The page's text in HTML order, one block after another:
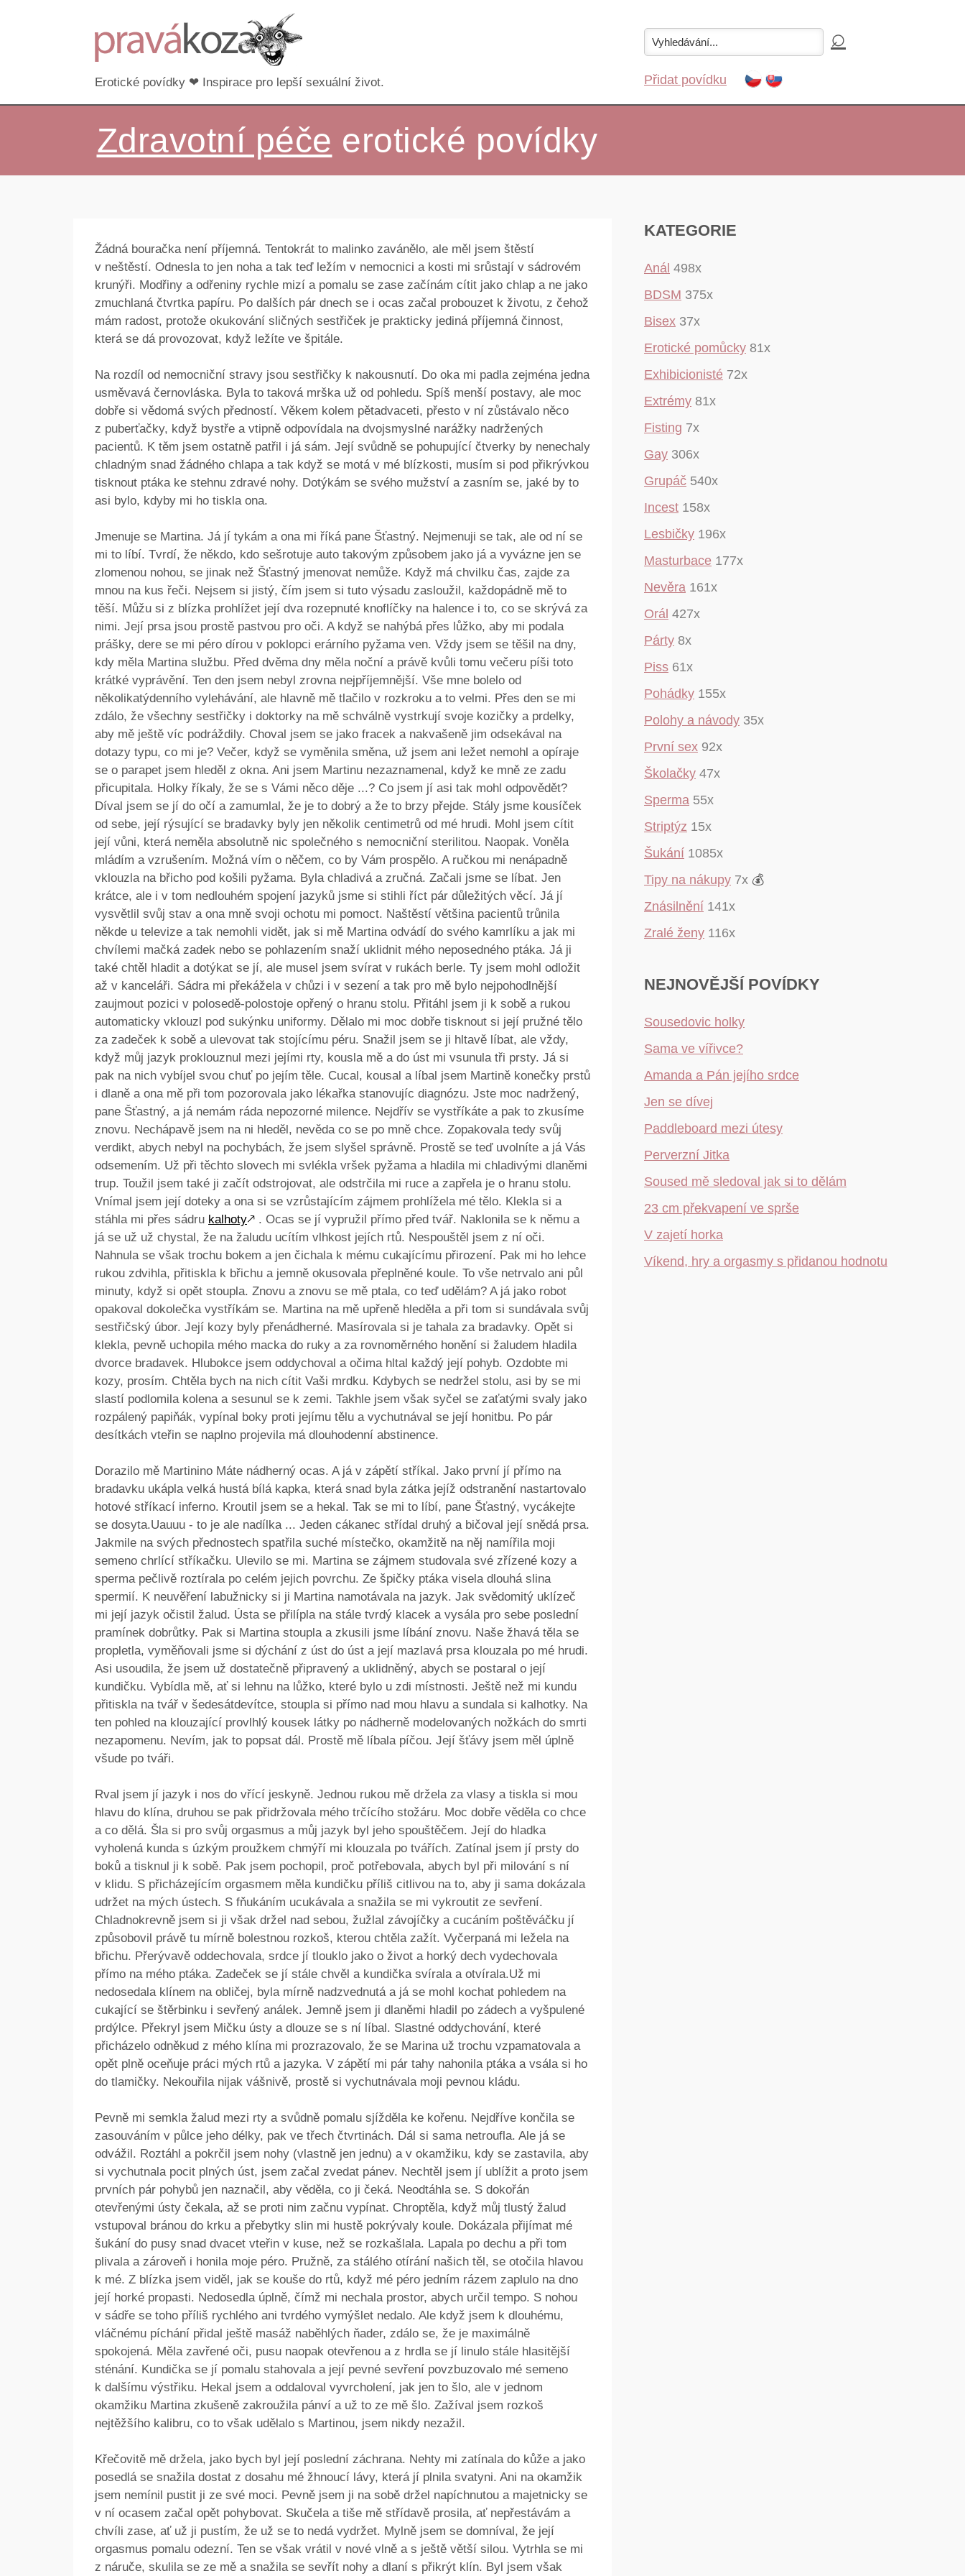
Erotické povídky ❤ Inspirace pro lepší sexuální život. Přidat povídku
Zdravotní péče erotické povídky
Žádná bouračka není příjemná. Tentokrát to malinko zavánělo, ale měl jsem štěstí
v neštěstí. Odnesla to jen noha a tak teď ležím v nemocnici a kosti mi srůstají v sádrovém
krunýři. Modřiny a odřeniny rychle mizí a pomalu se zase začínám cítit jako chlap a ne jako
zmuchlaná čtvrtka papíru. Po dalších pár dnech se i ocas začal probouzet k životu, z čehož
mám radost, protože okukování sličných sestřiček je prakticky jediná příjemná činnost,
která se dá provozovat, když ležíte ve špitále.
Na rozdíl od nemocniční stravy jsou sestřičky k nakousnutí. Do oka mi padla zejména jedna
usměvavá černovláska. Byla to taková mrška už od pohledu. Spíš menší postavy, ale moc
dobře si vědomá svých předností. Věkem kolem pětadvaceti, přesto v ní zůstávalo něco
z puberťačky, když bystře a vtipně odpovídala na dvojsmyslné narážky nadržených
pacientů. K těm jsem ostatně patřil i já sám. Její svůdně se pohupující čtverky by nenechaly
chladným snad žádného chlapa a tak když se motá v mé blízkosti, musím si pod přikrývkou
tisknout ptáka ke stehnu zdravé nohy. Dotýkám se svého mužství a zasním se, jaké by to
asi bylo, kdyby mi ho tiskla ona.
Jmenuje se Martina. Já jí tykám a ona mi říká pane Šťastný. Nejmenuji se tak, ale od ní se
mi to líbí. Tvrdí, že někdo, kdo sešrotuje auto takovým způsobem jako já a vyvázne jen se
zlomenou nohou, se jinak než Šťastný jmenovat nemůže. Když má chvilku čas, zajde za
mnou na kus řeči. Nejsem si jistý, čím jsem si tuto výsadu zasloužil, každopádně mě to
těší. Můžu si z blízka prohlížet její dva rozepnuté knoflíčky na halence i to, co se skrývá za
nimi. Její prsa jsou prostě pastvou pro oči. A když se nahýbá přes lůžko, aby mi podala
prášky, dere se mi péro dírou v poklopci erárního pyžama ven. Vždy jsem se těšil na dny,
kdy měla Martina službu. Před dvěma dny měla noční a právě kvůli tomu večeru píši toto
krátké vyprávění. Ten den jsem nebyl zrovna nejpříjemnější. Vše mne bolelo od
několikatýdenního vylehávání, ale hlavně mě tlačilo v rozkroku a to velmi. Přes den se mi
zdálo, že všechny sestřičky i doktorky na mě schválně vystrkují svoje kozičky a prdelky,
aby mě ještě víc podráždily. Choval jsem se jako fracek a nakvašeně jim odsekával na
dotazy typu, co mi je? Večer, když se vyměnila směna, už jsem ani ležet nemohl a opíraje
se o parapet jsem hleděl z okna. Ani jsem Martinu nezaznamenal, když ke mně ze zadu
přicupitala. Holky říkaly, že se s Vámi něco děje ...? Co jsem jí asi tak mohl odpovědět?
Díval jsem se jí do očí a zamumlal, že je to dobrý a že to brzy přejde. Stály jsme kousíček
od sebe, její rýsující se bradavky byly jen několik centimetrů od mé hrudi. Mohl jsem cítit
její vůni, která neměla absolutně nic společného s nemocniční sterilitou. Naopak. Voněla
mládím a vzrušením. Možná vím o něčem, co by Vám prospělo. A ručkou mi nenápadně
vklouzla na břicho pod košili pyžama. Byla chladivá a zručná. Začali jsme se líbat. Jen
krátce, ale i v tom nedlouhém spojení jazyků jsme si stihli říct pár důležitých věcí. Já jí
vysvětlil svůj stav a ona mně svoji ochotu mi pomoct. Naštěstí většina pacientů trůnila
někde u televize a tak nemohli vidět, jak si mě Martina odvádí do svého kamrlíku a jak mi
chvílemi mačká zadek nebo se pohlazením snaží uklidnit mého neposedného ptáka. Já ji
také chtěl hladit a dotýkat se jí, ale musel jsem svírat v rukách berle. Ty jsem mohl odložit
až v kanceláři. Sádra mi překážela v chůzi i v sezení a tak pro mě bylo nejpohodlnější
zaujmout pozici v polosedě-polostoje opřený o hranu stolu. Přitáhl jsem ji k sobě a rukou
automaticky vklouzl pod sukýnku uniformy. Dělalo mi moc dobře tisknout si její pružné tělo
za zadeček k sobě a ulevovat tak stojícímu péru. Snažil jsem se ji hltavě líbat, ale vždy,
když můj jazyk proklouznul mezi jejími rty, kousla mě a do úst mi vsunula tři prsty. Já si
pak na nich vybíjel svou chuť po jejím těle. Cucal, kousal a líbal jsem Martině konečky prstů
i dlaně a ona mě při tom pozorovala jako lékařka stanovujíc diagnózu. Jste moc nadržený,
pane Šťastný, a já nemám ráda nepozorné milence. Nejdřív se vystříkáte a pak to zkusíme
znovu. Nechápavě jsem na ni hleděl, nevěda co se po mně chce. Zopakovala tedy svůj
verdikt, abych nebyl na pochybách, že jsem slyšel správně. Prostě se teď uvolníte a já Vás
odsemením. Už při těchto slovech mi svlékla vršek pyžama a hladila mi chladivými dlaněmi
trup. Toužil jsem také ji začít odstrojovat, ale odstrčila mi ruce a zapřela je o hranu stolu.
Vnímal jsem její doteky a ona si se vzrůstajícím zájmem prohlížela mé tělo. Klekla si a
stáhla mi přes sádru kalhoty🡕 . Ocas se jí vypružil přímo před tvář. Naklonila se k němu a
já se už už chystal, že na žaludu ucítím vlhkost jejích rtů. Nespouštěl jsem z ní oči.
Nahnula se však trochu bokem a jen čichala k mému cukajícímu přirození. Pak mi ho lehce
rukou zdvihla, přitiskla k břichu a jemně okusovala přeplněné koule. To vše netrvalo ani půl
minuty, když si opět stoupla. Znovu a znovu se mě ptala, co teď udělám? A já jako robot
opakoval dokolečka vystříkám se. Martina na mě upřeně hleděla a při tom si sundávala svůj
sestřičský úbor. Její kozy byly přenádherné. Masírovala si je tahala za bradavky. Opět si
klekla, pevně uchopila mého macka do ruky a za rovnoměrného honění si žaludem hladila
dvorce bradavek. Hlubokce jsem oddychoval a očima hltal každý její pohyb. Ozdobte mi
kozy, prosím. Chtěla bych na nich cítit Vaši mrdku. Kdybych se nedržel stolu, asi by se mi
slastí podlomila kolena a sesunul se k zemi. Takhle jsem však syčel se zaťatými svaly jako
rozpálený papiňák, vypínal boky proti jejímu tělu a vychutnával se její honitbu. Po pár
desítkách vteřin se naplno projevila má dlouhodenní abstinence.
Dorazilo mě Martinino Máte nádherný ocas. A já v zápětí stříkal. Jako první jí přímo na
bradavku ukápla velká hustá bílá kapka, která snad byla zátka jejíž odstranění nastartovalo
hotové stříkací inferno. Kroutil jsem se a hekal. Tak se mi to líbí, pane Šťastný, vycákejte
se dosyta.Uauuu - to je ale nadílka ... Jeden cákanec střídal druhý a bičoval její snědá prsa.
Jakmile na svých přednostech spatřila suché místečko, okamžitě na něj namířila moji
semeno chrlící stříkačku. Ulevilo se mi. Martina se zájmem studovala své zřízené kozy a
sperma pečlivě roztírala po celém jejich povrchu. Ze špičky ptáka visela dlouhá slina
spermií. K neuvěření labužnicky si ji Martina namotávala na jazyk. Jak svědomitý uklízeč
mi její jazyk očistil žalud. Ústa se přilípla na stále tvrdý klacek a vysála pro sebe poslední
pramínek dobrůtky. Pak si Martina stoupla a zkusili jsme líbání znovu. Naše žhavá těla se
propletla, vyměňovali jsme si dýchání z úst do úst a její mazlavá prsa klouzala po mé hrudi.
Asi usoudila, že jsem už dostatečně připravený a uklidněný, abych se postaral o její
kundičku. Vybídla mě, ať si lehnu na lůžko, které bylo u zdi místnosti. Ještě než mi kundu
přitiskla na tvář v šedesátdevítce, stoupla si přímo nad mou hlavu a sundala si kalhotky. Na
ten pohled na klouzající provlhlý kousek látky po nádherně modelovaných nožkách do smrti
nezapomenu. Nevím, jak to popsat dál. Prostě mě líbala píčou. Její šťávy jsem měl úplně
všude po tváři.
Rval jsem jí jazyk i nos do vřící jeskyně. Jednou rukou mě držela za vlasy a tiskla si mou
hlavu do klína, druhou se pak přidržovala mého trčícího stožáru. Moc dobře věděla co chce
a co dělá. Šla si pro svůj orgasmus a můj jazyk byl jeho spouštěčem. Její do hladka
vyholená kunda s úzkým proužkem chmýří mi klouzala po tvářích. Zatínal jsem jí prsty do
boků a tisknul ji k sobě. Pak jsem pochopil, proč potřebovala, abych byl při milování s ní
v klidu. S přicházejícím orgasmem měla kundičku příliš citlivou na to, aby ji sama dokázala
udržet na mých ústech. S fňukáním ucukávala a snažila se mi vykroutit ze sevření.
Chladnokrevně jsem si ji však držel nad sebou, žužlal závojíčky a cucáním poštěváčku jí
způsobovil právě tu mírně bolestnou rozkoš, kterou chtěla zažít. Vyčerpaná mi ležela na
břichu. Přerývavě oddechovala, srdce jí tlouklo jako o život a horký dech vydechovala
přímo na mého ptáka. Zadeček se jí stále chvěl a kundička svírala a otvírala.Už mi
nedosedala klínem na obličej, byla mírně nadzvednutá a já se mohl kochat pohledem na
cukající se štěrbinku i sevřený análek. Jemně jsem ji dlaněmi hladil po zádech a vyšpulené
prdýlce. Překryl jsem Mičku ústy a dlouze se s ní líbal. Slastné oddychování, které
přicházelo odněkud z mého klína mi prozrazovalo, že se Marina už trochu vzpamatovala a
opět plně oceňuje práci mých rtů a jazyka. V zápětí mi pár tahy nahonila ptáka a vsála si ho
do tlamičky. Nekouřila nijak vášnivě, prostě si vychutnávala moji pevnou kládu.
Pevně mi semkla žalud mezi rty a svůdně pomalu sjížděla ke kořenu. Nejdříve končila se
zasouváním v půlce jeho délky, pak ve třech čtvrtinách. Dál si sama netroufla. Ale já se
odvážil. Roztáhl a pokrčil jsem nohy (vlastně jen jednu) a v okamžiku, kdy se zastavila, aby
si vychutnala pocit plných úst, jsem začal zvedat pánev. Nechtěl jsem jí ublížit a proto jsem
prvních pár pohybů jen naznačil, aby věděla, co ji čeká. Neodtáhla se. S dokořán
otevřenými ústy čekala, až se proti nim začnu vypínat. Chroptěla, když můj tlustý žalud
vstupoval bránou do krku a přebytky slin mi hustě pokrývaly koule. Dokázala přijímat mé
šukání do pusy snad dvacet vteřin v kuse, než se rozkašlala. Lapala po dechu a při tom
plivala a zároveň i honila moje péro. Pružně, za stálého otírání našich těl, se otočila hlavou
k mé. Z blízka jsem viděl, jak se kouše do rtů, když mé péro jedním rázem zaplulo na dno
její horké propasti. Nedosedla úplně, čímž mi nechala prostor, abych určil tempo. S nohou
v sádře se toho příliš rychlého ani tvrdého vymýšlet nedalo. Ale když jsem k dlouhému,
vláčnému píchání přidal ještě masáž naběhlých ňader, zdálo se, že je maximálně
spokojená. Měla zavřené oči, pusu naopak otevřenou a z hrdla se jí linulo stále hlasitější
sténání. Kundička se jí pomalu stahovala a její pevné sevření povzbuzovalo mé semeno
k dalšímu výstřiku. Hekal jsem a oddaloval vyvrcholení, jak jen to šlo, ale v jednom
okamžiku Martina zkušeně zakroužila pánví a už to ze mě šlo. Zažíval jsem rozkoš
nejtěžšího kalibru, co to však udělalo s Martinou, jsem nikdy nezažil.
Křečovitě mě držela, jako bych byl její poslední záchrana. Nehty mi zatínala do kůže a jako
posedlá se snažila dostat z dosahu mé žhnoucí lávy, která jí plnila svatyni. Ani na okamžik
jsem nemínil pustit ji ze své moci. Pevně jsem ji na sobě držel napíchnutou a majetnicky se
v ní ocasem začal opět pohybovat. Skučela a tiše mě střídavě prosila, ať nepřestávám a
chvíli zase, ať už ji pustím, že už se to nedá vydržet. Mylně jsem se domníval, že její
orgasmus pomalu odezní. Ten se však vrátil v nové vlně a s ještě větší silou. Vytrhla se mi
z náruče, skulila se ze mě a snažila se sevřít nohy a dlaní s přikrýt klín. Byl jsem však
KATEGORIE
Anál 498x
BDSM 375x
Bisex 37x
Erotické pomůcky 81x
Exhibicionisté 72x
Extrémy 81x
Fisting 7x
Gay 306x
Grupáč 540x
Incest 158x
Lesbičky 196x
Masturbace 177x
Nevěra 161x
Orál 427x
Párty 8x
Piss 61x
Pohádky 155x
Polohy a návody 35x
První sex 92x
Školačky 47x
Sperma 55x
Striptýz 15x
Šukání 1085x
Tipy na nákupy 7x 💰
Znásilnění 141x
Zralé ženy 116x
NEJNOVĚJŠÍ POVÍDKY
Sousedovic holky
Sama ve vířivce?
Amanda a Pán jejího srdce
Jen se dívej
Paddleboard mezi útesy
Perverzní Jitka
Soused mě sledoval jak si to dělám
23 cm překvapení ve sprše
V zajetí horka
Víkend, hry a orgasmy s přidanou hodnotu